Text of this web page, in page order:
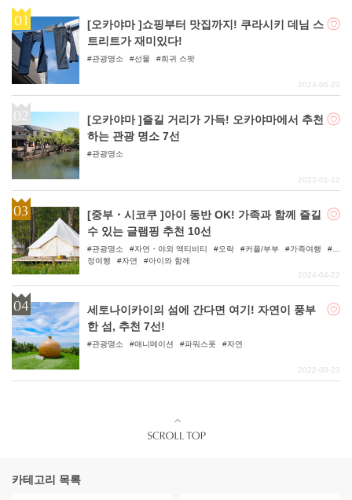
[오카야마 ]쇼핑부터 맛집까지! 쿠라시키 데님 스
트리트가 재미있다!
관광명소 선물 희귀 스팟
2024-06-20
[오카야마 ]즐길 거리가 가득! 오카야마에서 추천
하는 관광 명소 7선
관광명소
2022-01-12
[중부・시코쿠 ]아이 동반 OK! 가족과 함께 즐길
수 있는 글램핑 추천 10선
관광명소 자연・야외 액티비티 오락 커플/부부 가족여행
정여행
자연
아이와 함께
2024-04-22
세토나이카이의 섬에 간다면 여기! 자연이 풍부
한 섬, 추천 7선!
관광명소 애니메이션 파워스폿 자연
2022-08-23
카테고리 목록